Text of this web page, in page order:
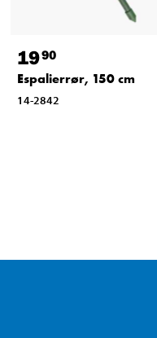
1990
Espalierrør, 150 cm
14-2842